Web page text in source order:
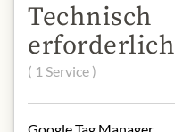
Farbstoff E141.
Technisch
erforderlich
( 1 Service )